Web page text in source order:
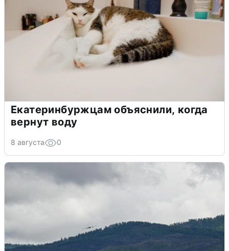
Екатеринбуржцам объяснили, когда
вернут воду
8 августа 0